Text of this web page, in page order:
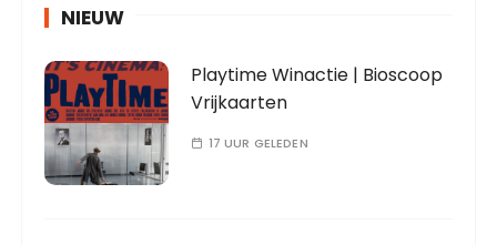
NIEUW
Playtime Winactie | Bioscoop
Vrijkaarten
17 UUR GELEDEN